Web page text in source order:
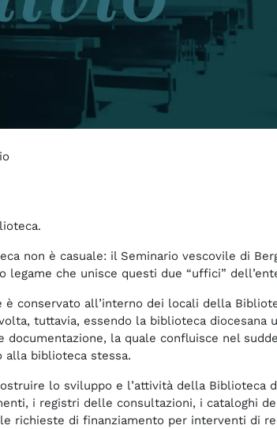
non è casuale: il Seminario vescovile di
che unisce questi due “uffici”
è conservato all’interno dei locali della
tuttavia, essendo la biblioteca diocesana
documentazione, la quale confluisce nel
alla biblioteca stessa.
lo sviluppo e l’attività della Biblioteca
i registri delle consultazioni, i cataloghi
richieste di finanziamento per interventi di